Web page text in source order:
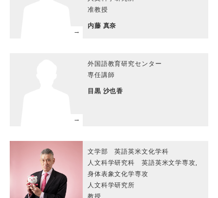
准教授
内藤 真奈
外国語教育研究センター
専任講師
目黒 沙也香
文学部 英語英米文化学科
人文科学研究科 英語英米文学専攻,
身体表象文化学専攻
人文科学研究所
教授